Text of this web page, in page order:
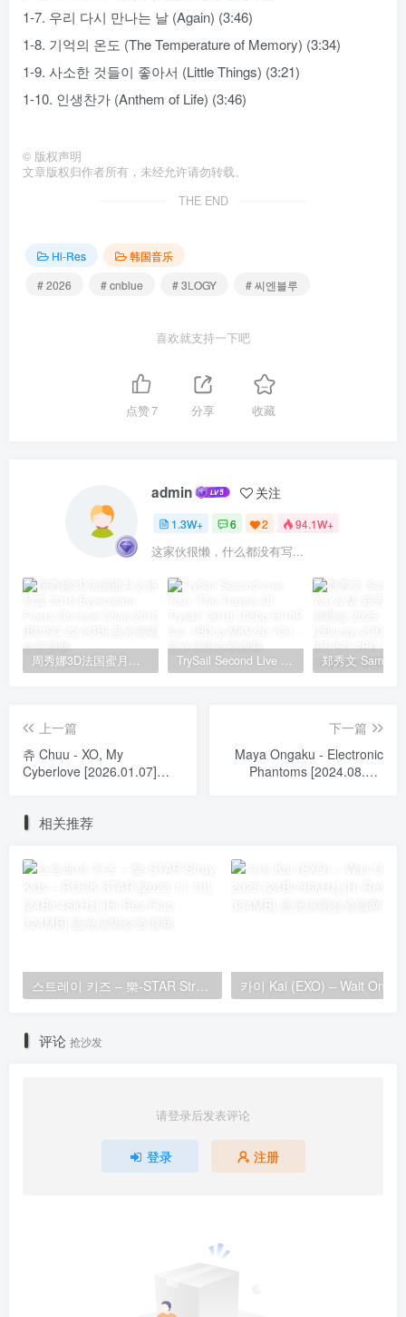
1-7. 우리 다시 만나는 날 (Again) (3:46)
1-8. 기억의 온도 (The Temperature of Memory) (3:34)
1-9. 사소한 것들이 좋아서 (Little Things) (3:21)
1-10. 인생찬가 (Anthem of Life) (3:46)
© 版权声明
文章版权归作者所有，未经允许请勿转载。
THE END
Hi-Res
韩国音乐
# 2026
# cnblue # 3LOGY # 씨엔블루
喜欢就支持一下吧
点赞7 分享 收藏
admin 关注
1.3W+ 6 2 94.1W+
这家伙很懒，什么都没有写...
周秀娜3D法国蜜月之旅写真 2010 Eyescream Fiesta Chrissie Chau 2010 [BDISO 22.9GB] TrySail Second Live Tour “The Travels Of Trysail” 2018 1080p Hi10P flac《BDrip MKV 20.7G》
上一篇
츄 Chuu - XO, My
Cyberlove [2026.01.07]
下一篇
Maya Ongaku - Electronic
Phantoms [2024.08.30]
相关推荐
스트레이 키즈 – 樂-STAR Stray Kids – ROCK-STAR [2023.11.10] [24Bit/48kHz] [Hi-Res Flac 324MB]
评论 抢沙发
请登录后发表评论
登录 注册